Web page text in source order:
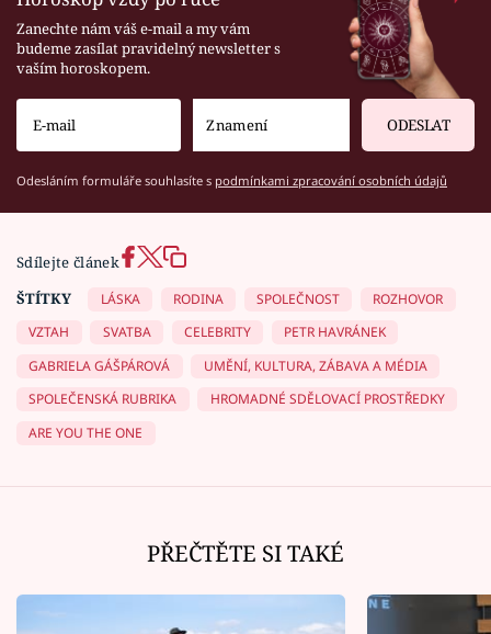
Zanechte nám váš e-mail a my vám
budeme zasílat pravidelný newsletter s
vaším horoskopem.
ODESLAT
Odesláním formuláře souhlasíte s podmínkami zpracování osobních údajů
Sdílejte článek
ŠTÍTKY
LÁSKA RODINA SPOLEČNOST
ROZHOVOR
VZTAH
SVATBA CELEBRITY
PETR HAVRÁNEK
GABRIELA GÁŠPÁROVÁ
UMĚNÍ, KULTURA, ZÁBAVA A MÉDIA
SPOLEČENSKÁ RUBRIKA
HROMADNÉ SDĚLOVACÍ PROSTŘEDKY
ARE YOU THE ONE
PŘEČTĚTE SI TAKÉ